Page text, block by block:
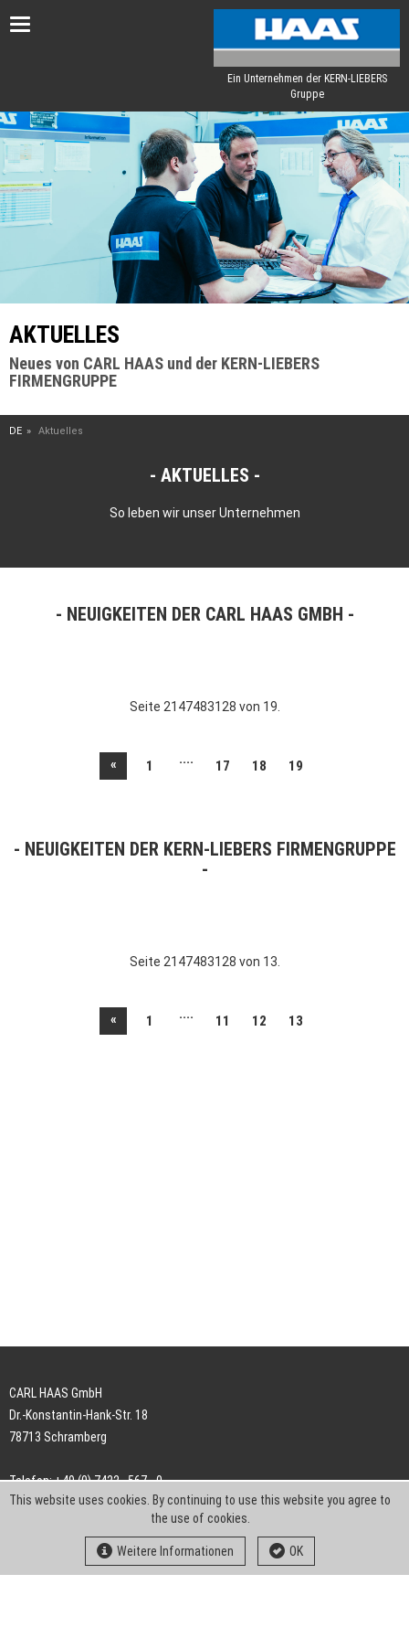
Toggle
Ein Unternehmen der KERN-LIEBERS
Gruppe
AKTUELLES
Neues von CARL HAAS und der KERN-LIEBERS
FIRMENGRUPPE
DE Aktuelles
AKTUELLES
So leben wir unser Unternehmen
NEUIGKEITEN DER CARL HAAS GMBH
Seite 2147483128 von 19.
« 1 .... 17 18 19
NEUIGKEITEN DER KERN-LIEBERS FIRMENGRUPPE
Seite 2147483128 von 13.
« 1 .... 11 12 13
CARL HAAS GmbH
Dr.-Konstantin-Hank-Str. 18
78713 Schramberg
Telefon: +49 (0) 7422 . 567 - 0
Telefax: +49 (0) 7422 . 567 - 239
info-ch@kern-liebers.com
This website uses cookies. By continuing to use this website you agree to
the use of cookies.
Weitere Informationen OK